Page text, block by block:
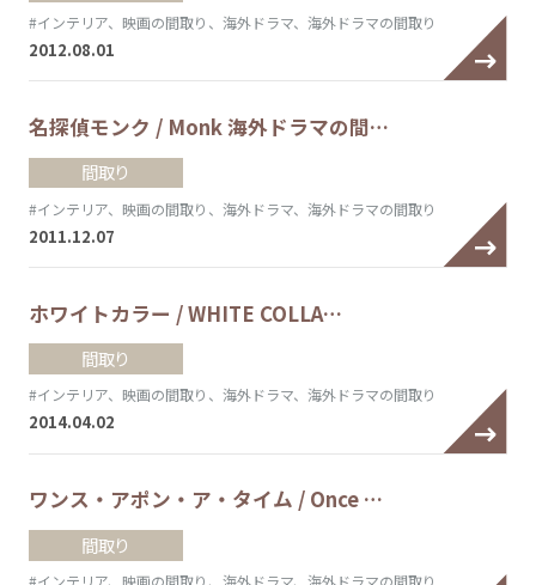
#インテリア、映画の間取り、海外ドラマ、海外ドラマの間取り
2012.08.01
名探偵モンク / Monk 海外ドラマの間…
間取り
#インテリア、映画の間取り、海外ドラマ、海外ドラマの間取り
2011.12.07
ホワイトカラー / WHITE COLLA…
間取り
#インテリア、映画の間取り、海外ドラマ、海外ドラマの間取り
2014.04.02
ワンス・アポン・ア・タイム / Once …
間取り